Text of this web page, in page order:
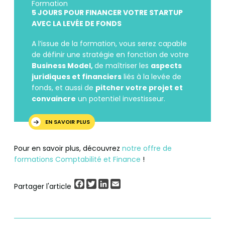
Formation
5 JOURS POUR FINANCER VOTRE STARTUP
AVEC LA LEVÉE DE FONDS
A l’issue de la formation, vous serez capable
de définir une stratégie en fonction de votre
Business Model,de maîtriser les aspects
juridiques et financiers liés à la levée de
fonds, et aussi de pitcher votre projet et
convaincre un potentiel investisseur.
EN SAVOIR PLUS
Pour en savoir plus, découvrez notre offre de
formations Comptabilité et Finance !
Partager l'article Facebook
TwitterLinkedIn